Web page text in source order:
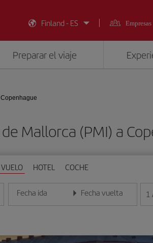
Finland - ES
Empresas
Preparar el viaje
Mallorca (PMI) a
VUELO HOTEL COCHE
Fecha ida
Introduce la fecha en formato día/mes/año
Fecha vuelta
Introduce la fecha en 1